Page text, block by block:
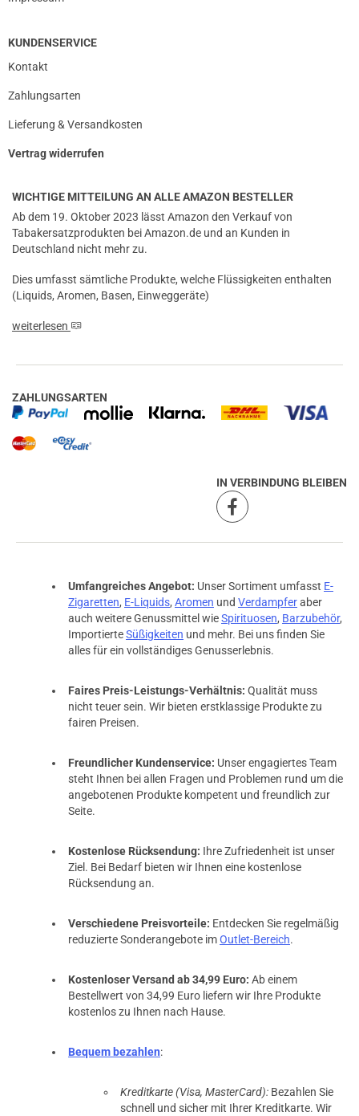
29.03.2018 — via
Niklas N.
verifizierter Onlinekauf.
29.03.2018 — viaTrustedshops.de
einem Kunden
verifizierter Onlinekauf.
Guter Verdampfer für mtl. Etwas Wickelerfahrung und
alles ist super. Guter Dampf schon ab 8 Watt.
29.03.2018 — viaTrustedshops.de
verifizierter Onlinekauf.
26.03.2018 — viaTrustedshops.de
verifizierter Onlinekauf.
super Selbstwickler, top Geschmack
26.03.2018 — via
Trustedshops.de
einem Kunden
verifizierter Onlinekauf.
verifizierter Onlinekauf.
Sehr guter MTL Verdampfer. Einfach zu wickeln und
21.03.2018 — viaTrustedshops.de
Patrick R.
verifizierter Onlinekauf.
geschmacklich richtig gut.
KUNDENSERVICE
Kontakt
Zahlungsarten
Lieferung & Versandkosten
Vertrag widerrufen
WICHTIGE MITTEILUNG AN ALLE AMAZON BESTELLER
Ab dem 19. Oktober 2023 lässt Amazon den Verkauf von
Tabakersatzprodukten bei Amazon.de und an Kunden in
Deutschland nicht mehr zu.
Dies umfasst sämtliche Produkte, welche Flüssigkeiten enthalten
(Liquids, Aromen, Basen, Einweggeräte)
weiterlesen
ZAHLUNGSARTEN
IN VERBINDUNG BLEIBEN
Umfangreiches Angebot: Unser Sortiment umfasst E-
Zigaretten, E-Liquids, Aromen und Verdampferaber
auch weitere Genussmittel wieSpirituosen, Barzubehör,
ImportierteSüßigkeiten und mehr. Bei uns finden Sie
alles für ein vollständiges Genusserlebnis.
Faires Preis-Leistungs-Verhältnis: Qualität muss
nicht teuer sein. Wir bieten erstklassige Produkte zu
fairen Preisen.
Freundlicher Kundenservice: Unser engagiertes Team
steht Ihnen bei allen Fragen und Problemen rund um die
angebotenen Produkte kompetent und freundlich zur
Seite.
Kostenlose Rücksendung: Ihre Zufriedenheit ist unser
Ziel. Bei Bedarf bieten wir Ihnen eine kostenlose
Rücksendung an.
Verschiedene Preisvorteile: Entdecken Sie regelmäßig
reduzierte Sonderangebote imOutlet-Bereich.
Kostenloser Versand ab 34,99 Euro: Ab einem
Bestellwert von 34,99 Euro liefern wir Ihre Produkte
kostenlos zu Ihnen nach Hause.
Bequem bezahlen:
Kreditkarte (Visa, MasterCard): Bezahlen Sie
schnell und sicher mit Ihrer Kreditkarte. Wir